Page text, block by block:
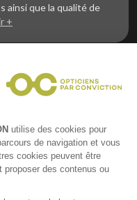
ainsi que la qualité de
+
de la vue et
?
la centrale d’achats et
opticiens indépendants
utilise des cookies pour
de navigation et vous
cookies peuvent être
des contenus ou